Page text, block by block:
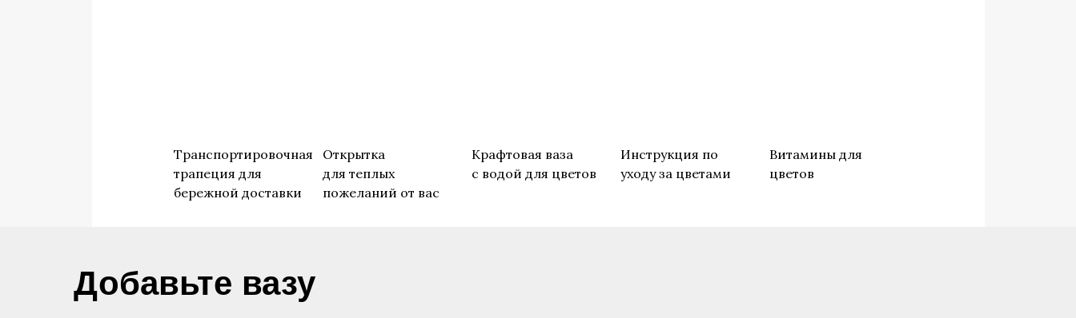
Транспортировочная
трапеция для
бережной доставки
Открытка
для теплых
пожеланий от вас
Крафтовая ваза
с водой для цветов
Инструкция по
уходу за цветами
Витамины для
цветов
​Добавьте вазу